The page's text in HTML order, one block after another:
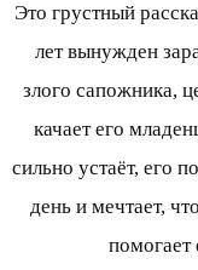
Это грустный
лет вынужден
злого сапожника,
качает его
сильно устаёт, его
день и мечтает,
помогает